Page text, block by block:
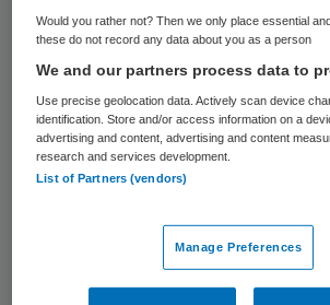
Het bedrijf met 10 locaties en
heeft contracten met meer
gemeenten voor het leveren
onderhoud van mobiliteits- en
revalidatiehulpmiddelen. Ook
zorginstellingen zijn klant van
Hulpmiddelencentrum. Het
in z’n huidige vorm in 2016 uit
Would you rather not? Then we only place essential
these do not record any data about you as a person
We and our partners process data to
Use precise geolocation data. Actively scan device
identification. Store and/or access information on a
advertising and content, advertising and content
research and services development.
List of Partners (vendors)
Manage Preferences